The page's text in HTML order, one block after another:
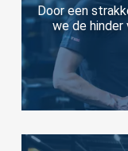
Door een
we de hinder